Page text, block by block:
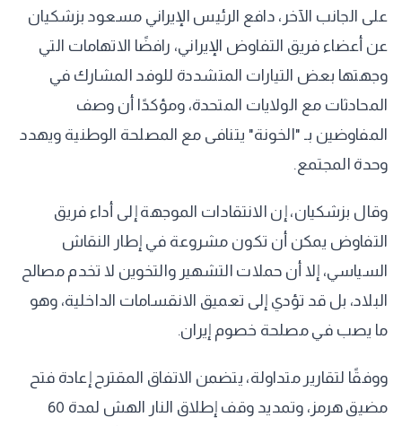
على الجانب الآخر، دافع الرئيس الإيراني مسعود بزشكيان
عن أعضاء فريق التفاوض الإيراني، رافضًا الاتهامات التي
وجهتها بعض التيارات المتشددة للوفد المشارك في
المحادثات مع الولايات المتحدة، ومؤكدًا أن وصف
المفاوضين بـ "الخونة" يتنافى مع المصلحة الوطنية ويهدد
وحدة المجتمع.
وقال بزشكيان، إن الانتقادات الموجهة إلى أداء فريق
التفاوض يمكن أن تكون مشروعة في إطار النقاش
السياسي، إلا أن حملات التشهير والتخوين لا تخدم مصالح
البلاد، بل قد تؤدي إلى تعميق الانقسامات الداخلية، وهو
ما يصب في مصلحة خصوم إيران.
ووفقًا لتقارير متداولة، يتضمن الاتفاق المقترح إعادة فتح
مضيق هرمز، وتمديد وقف إطلاق النار الهش لمدة 60